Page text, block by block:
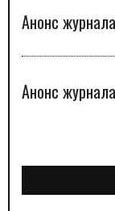
Анонс
Анонс